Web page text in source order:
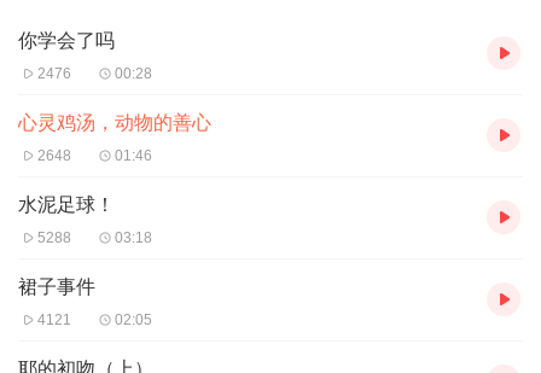
你学会了吗
2476 00:28
心灵鸡汤，动物的善心
2648 01:46
水泥足球！
5288 03:18
裙子事件
4121 02:05
耶的初吻（上）